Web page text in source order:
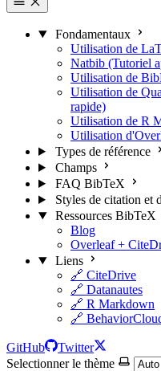
Fondamentaux
Utilisation de
Natbib (Tutoriel
Utilisation de
Utilisation de
rapide)
Utilisation de R
Utilisation
Types de référence
Champs
FAQ BibTeX
Styles de citation et
Ressources BibTeX
Blog
Overleaf +
Liens
🔗 CiteDrive
🔗 Datanautes
🔗 R Markdown
🔗
GitHub
Twitter
Selectionner le thème